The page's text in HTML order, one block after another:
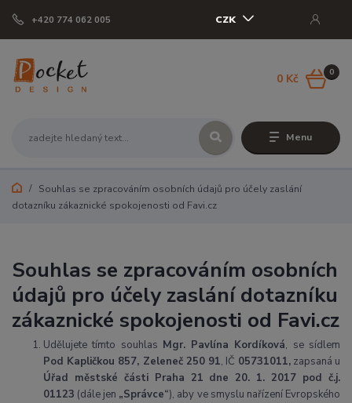
Menu
CZK
+420 774 062 005
0
0 Kč
Souhlas se zpracováním osobních údajů pro účely zaslání
dotazníku zákaznické spokojenosti od Favi.cz
Souhlas se zpracováním osobních
údajů pro účely zaslání dotazníku
zákaznické spokojenosti od Favi.cz
Udělujete tímto souhlas Mgr. Pavlína Kordíková, se sídlem
Pod Kapličkou 857, Zeleneč 250 91, IČ 05731011,zapsaná u
Úřad městské části Praha 21 dne 20. 1. 2017 pod č.j.
01123 (dále jen „Správce“), aby ve smyslu nařízení Evropského